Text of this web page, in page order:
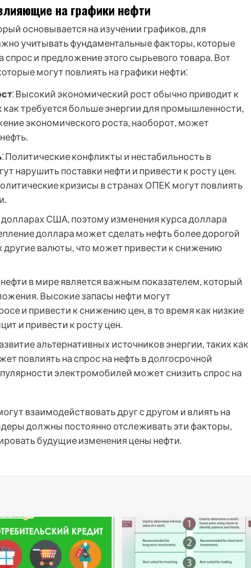
на графики нефти
основывается на изучении графиков, для
учитывать фундаментальные факторы, которые
и предложение этого сырьевого товара. Вот
могут повлиять на графики нефти⁚
⁚ Высокий экономический рост обычно приводит к
как требуется больше энергии для промышленности,
экономического роста, наоборот, может
⁚ Политические конфликты и нестабильность в
нарушить поставки нефти и привести к росту цен.
кризисы в странах ОПЕК могут повлиять
долларах США, поэтому изменения курса доллара
доллара может сделать нефть более дорогой
валюты, что может привести к снижению
нефти в мире является важным показателем, который
Высокие запасы нефти могут
и привести к снижению цен, в то время как низкие
и привести к росту цен.
альтернативных источников энергии, таких как
повлиять на спрос на нефть в долгосрочной
электромобилей может снизить спрос на
взаимодействовать друг с другом и влиять на
должны постоянно отслеживать эти факторы,
будущие изменения цены нефти.